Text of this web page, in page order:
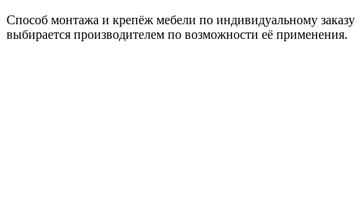
Способ монтажа и крепёж мебели по индивидуальному заказу
выбирается производителем по возможности её применения.